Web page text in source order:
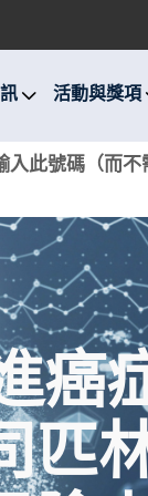
活動與獎項
入此號碼（而
癌
匹